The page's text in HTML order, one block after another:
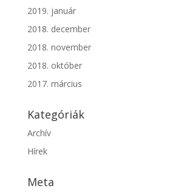
2019. január
2018. december
2018. november
2018. október
2017. március
Kategóriák
Archív
Hírek
Meta